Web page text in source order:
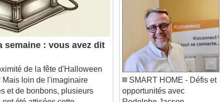
semaine : vous avez dit
de la fête d'Halloween
loin de l'imaginaire
et de bonbons, plusieurs
été attisées cette
SMART HOME - Défis et
opportunités avec
Rodolphe Jacson,